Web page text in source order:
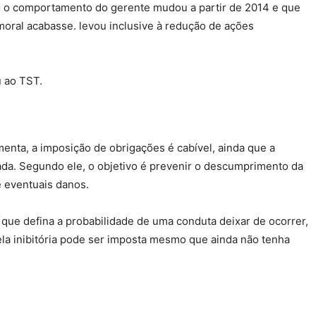
comportamento do gerente mudou a partir de 2014 e que
acabasse. levou inclusive à redução de ações
TST.
a imposição de obrigações é cabível, ainda que a
Segundo ele, o objetivo é prevenir o descumprimento da
danos.
defina a probabilidade de uma conduta deixar de ocorrer,
inibitória pode ser imposta mesmo que ainda não tenha